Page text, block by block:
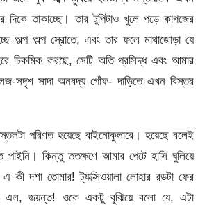
দিকে তাকাচ্ছে। তার টুপিটাও খুলে পড়ে কাগজের
অল্প অল্প স্রোতে, এবং তার ফলে মাথাজোড়া যে
চিকমিক করছে, সেটি অতি প্রসিদ্ধ এবং আমার
সদৃশ সাদা অনবদ্য গোঁফ- দাড়িতে এখন বিস্তর
পরিণত হয়েছে বাইনোকুলারে। হয়েছে বলেই
পাইনি। কিন্তু ততক্ষণে আমার পেটে হাসি ঘুলিয়ে
দশা তোমার! ট্যাক্সিওয়ালা লোহার রডটা ফের
জয়ন্ত! ওকে একটু বুঝিয়ে বলো যে, এটা